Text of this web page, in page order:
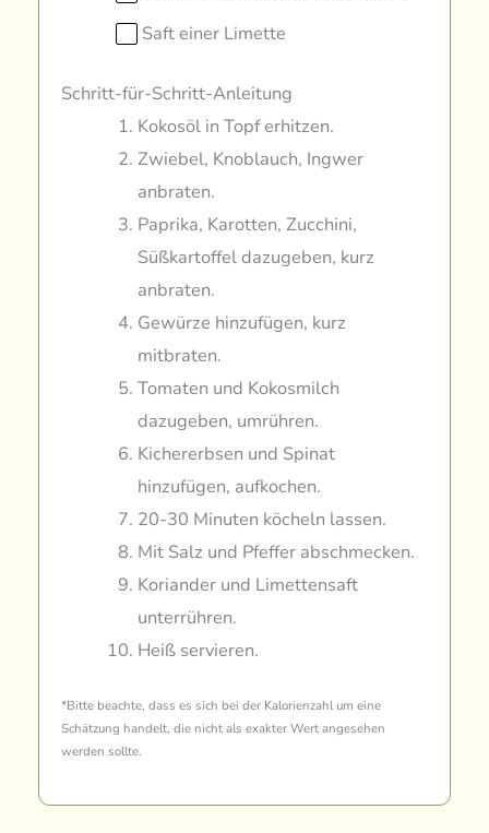
Saft einer Limette
Schritt-für-Schritt-Anleitung
Kokosöl in Topf erhitzen.
Zwiebel, Knoblauch, Ingwer
anbraten.
Paprika, Karotten, Zucchini,
Süßkartoffel dazugeben, kurz
anbraten.
Gewürze hinzufügen, kurz
mitbraten.
Tomaten und Kokosmilch
dazugeben, umrühren.
Kichererbsen und Spinat
hinzufügen, aufkochen.
20-30 Minuten köcheln lassen.
Mit Salz und Pfeffer abschmecken.
Koriander und Limettensaft
unterrühren.
Heiß servieren.
*Bitte beachte, dass es sich bei der Kalorienzahl um eine
Schätzung handelt, die nicht als exakter Wert angesehen
werden sollte.